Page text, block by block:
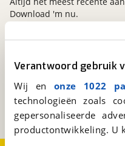
Verantwoord gebruik
Wij en onze 1022
technologieën zoals
gepersonaliseerde
productontwikkeling. U
viaBOVAG.nl
3981 AJ
Bunnik
Een initiatief van
BOVAG
Download 'm nu.